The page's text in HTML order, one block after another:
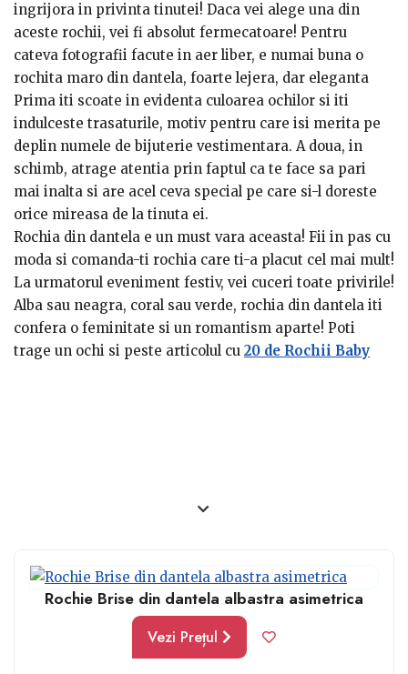
ingrijora in privinta tinutei! Daca vei alege una din
aceste rochii, vei fi absolut fermecatoare! Pentru
cateva fotografii facute in aer liber, e numai buna o
rochita maro din dantela, foarte lejera, dar eleganta
prin simplitate. Tot pentru shooting recomand si
rochia verde. Plina de viata si de energie, chiar induce
ideea unui frumos inceput in doi. La Starea Civila insa,
pentru a fi cat mai eleganta, e bine sa ai fie rochia lila,
fie cea crem.
Prima iti scoate in evidenta culoarea ochilor si iti
indulceste trasaturile, motiv pentru care isi merita pe
deplin numele de bijuterie vestimentara. A doua, in
schimb, atrage atentia prin faptul ca te face sa pari
mai inalta si are acel ceva special pe care si-l doreste
orice mireasa de la tinuta ei.
Rochia din dantela e un must vara aceasta! Fii in pas cu
moda si comanda-ti rochia care ti-a placut cel mai mult!
La urmatorul eveniment festiv, vei cuceri toate privirile!
Alba sau neagra, coral sau verde, rochia din dantela iti
confera o feminitate si un romantism aparte! Poti
trage un ochi si peste articolul cu 20 de Rochii Baby
Rochie Brise din dantela albastra asimetrica
Vezi Prețul